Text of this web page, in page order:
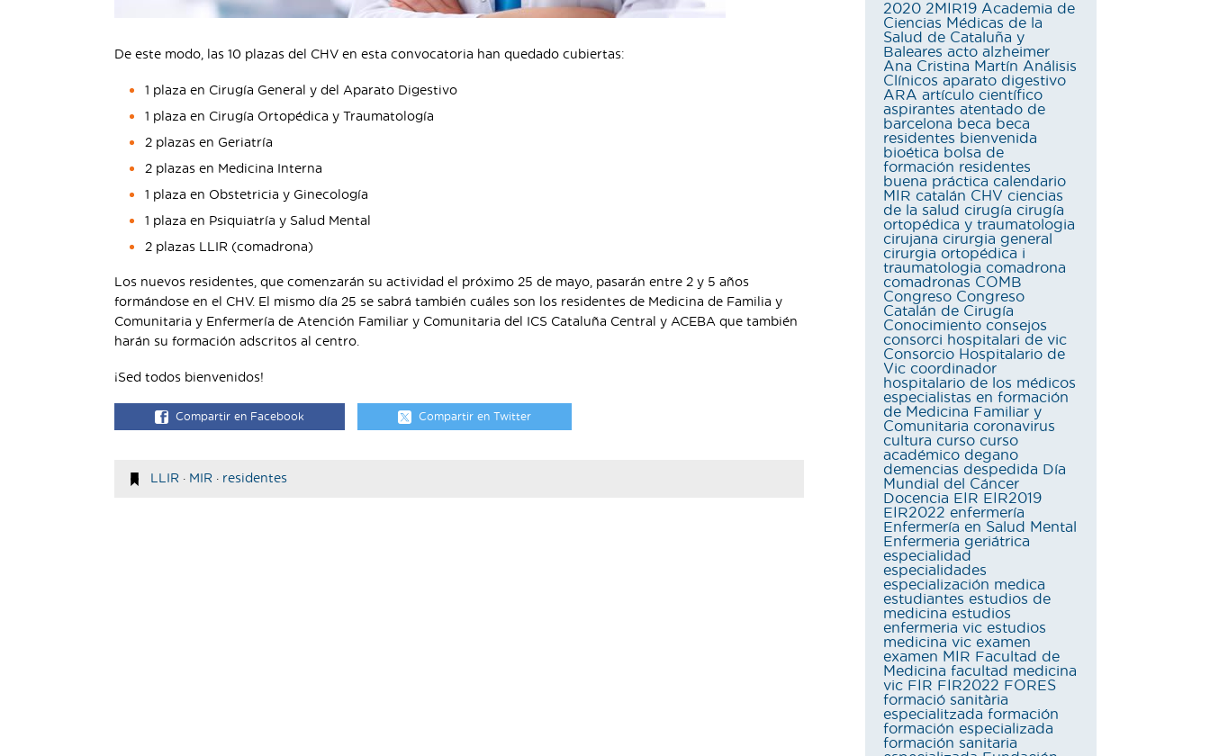
De este modo, las 10 plazas del CHV en esta convocatoria han quedado cubiertas:
1 plaza en Cirugía General y del Aparato Digestivo
1 plaza en Cirugía Ortopédica y Traumatología
2 plazas en Geriatría
2 plazas en Medicina Interna
1 plaza en Obstetricia y Ginecología
1 plaza en Psiquiatría y Salud Mental
2 plazas LLIR (comadrona)
Los nuevos residentes, que comenzarán su actividad el próximo 25 de mayo, pasarán entre 2 y 5 años
formándose en el CHV. El mismo día 25 se sabrá también cuáles son los residentes de Medicina de Familia y
Comunitaria y Enfermería de Atención Familiar y Comunitaria del ICS Cataluña Central y ACEBA que también
harán su formación adscritos al centro.
¡Sed todos bienvenidos!
Compartir en Facebook Compartir en Twitter
LLIR · MIR · residentes
2020 2MIR19 Academia de
Ciencias Médicas de la
Salud de Cataluña y
Baleares acto alzheimer
Ana Cristina Martín Análisis
Clínicos aparato digestivo
ARA artículo científico
aspirantes atentado de
barcelona beca beca
residentes bienvenida
bioética bolsa de
formación residentes
buena práctica calendario
MIR catalán CHV ciencias
de la salud cirugía cirugía
ortopédica y traumatologia
cirujana cirurgia general
cirurgia ortopédica i
traumatologia comadrona
comadronas COMB
Congreso Congreso
Catalán de Cirugía
Conocimiento consejos
consorci hospitalari de vic
Consorcio Hospitalario de
Vic coordinador
hospitalario de los médicos
especialistas en formación
de Medicina Familiar y
Comunitaria coronavirus
cultura curso curso
académico degano
demencias despedida Día
Mundial del Cáncer
Docencia EIR EIR2019
EIR2022 enfermería
Enfermería en Salud Mental
Enfermeria geriátrica
especialidad
especialidades
especialización medica
estudiantes estudios de
medicina estudios
enfermeria vic estudios
medicina vic examen
examen MIR Facultad de
Medicina facultad medicina
vic FIR FIR2022 FORES
formació sanitària
especialitzada formación
formación especializada
formación sanitaria